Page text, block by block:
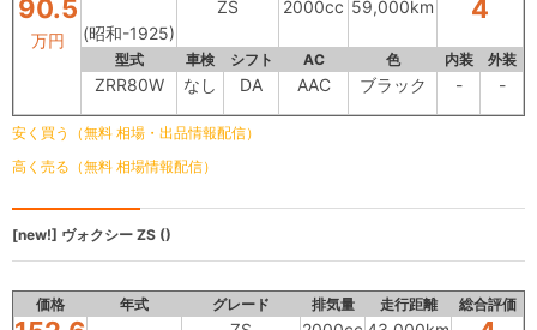
90.5
万円 (昭和-1925)
ZS 2000cc 59,000km 4
型式 車検 シフト AC 色 内装 外装
ZRR80W なし DA AAC ブラック - -
安く買う（無料 相場・出品情報配信）
高く売る（無料 相場情報配信）
[new!] ヴォクシー ZS ()
価格 年式 グレード 排気量 走行距離 総合評価